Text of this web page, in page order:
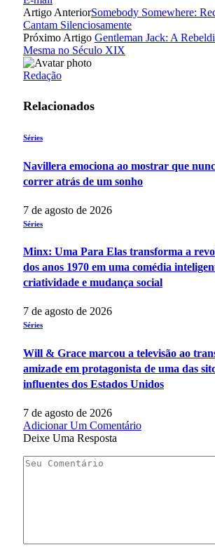
Artigo AnteriorSomebody Somewhere:
Cantam Silenciosamente
Próximo Artigo Gentleman Jack: A
Mesma no Século XIX
Redação
Relacionados
Séries
Navillera emociona ao mostrar que
correr atrás de um sonho
7 de agosto de 2026
Séries
Minx: Uma Para Elas transforma a
dos anos 1970 em uma comédia
criatividade e mudança social
7 de agosto de 2026
Séries
Will & Grace marcou a televisão ao
amizade em protagonista de uma das
influentes dos Estados Unidos
7 de agosto de 2026
Adicionar Um Comentário
Deixe Uma Resposta